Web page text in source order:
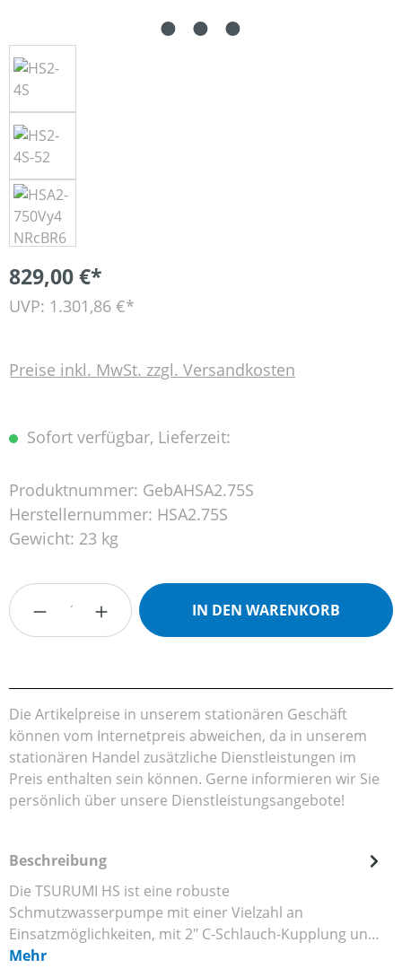
829,00 €*
UVP: 1.301,86 €*
Preise inkl. MwSt. zzgl. Versandkosten
Sofort verfügbar, Lieferzeit:
Produktnummer: GebAHSA2.75S
Herstellernummer: HSA2.75S
Gewicht: 23 kg
Produkt Anzahl: Gib den gewünschten
IN DEN WARENKORB
Die Artikelpreise in unserem stationären Geschäft
können vom Internetpreis abweichen, da in unserem
stationären Handel zusätzliche Dienstleistungen im
Preis enthalten sein können. Gerne informieren wir Sie
persönlich über unsere Dienstleistungsangebote!
Beschreibung
Die TSURUMI HS ist eine robuste
Schmutzwasserpumpe mit einer Vielzahl an
Einsatzmöglichkeiten, mit 2" C-Schlauch-Kupplung un…
Mehr